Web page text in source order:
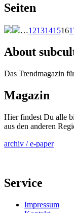
Seiten
…1213141516
About
Das Trendmagazin
Magazin
Hier findest Du alle
aus den anderen
archiv / e-paper
Service
Impressum